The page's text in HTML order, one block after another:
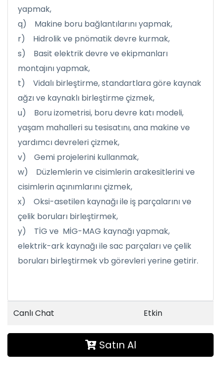
yapmak,
q) Makine boru bağlantılarını yapmak,
r) Hidrolik ve pnömatik devre kurmak,
s) Basit elektrik devre ve ekipmanları
montajını yapmak,
t) Vidalı birleştirme, standartlara göre kaynak
ağzı ve kaynaklı birleştirme çizmek,
u) Boru izometrisi, boru devre katı modeli,
yaşam mahalleri su tesisatını, ana makine ve
yardımcı devreleri çizmek,
v) Gemi projelerini kullanmak,
w) Düzlemlerin ve cisimlerin arakesitlerini ve
cisimlerin açınımlarını çizmek,
x) Oksi-asetilen kaynağı ile iş parçalarını ve
çelik boruları birleştirmek,
y) TİG ve MİG-MAG kaynağı yapmak,
elektrik-ark kaynağı ile sac parçaları ve çelik
boruları birleştirmek vb görevleri yerine getirir.
Canlı Chat Etkin
Satın Al